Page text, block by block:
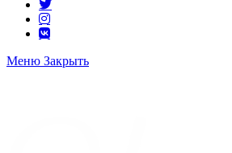
Меню Закрыть